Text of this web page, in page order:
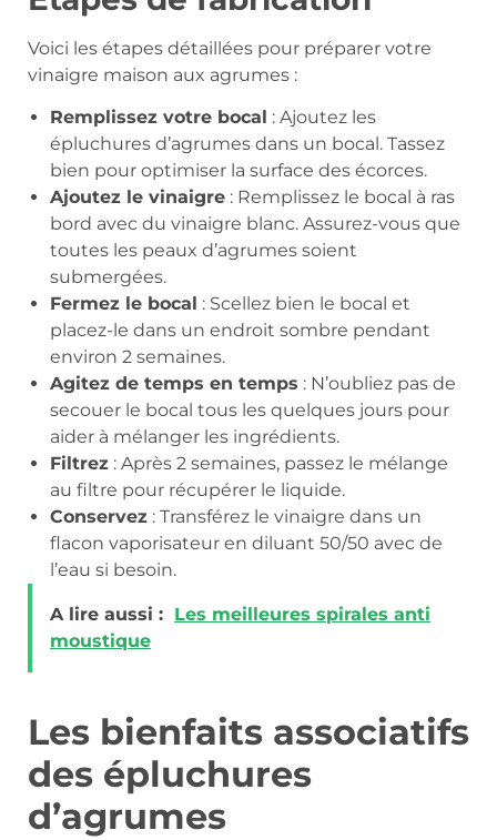
Voici les étapes détaillées pour préparer votre
vinaigre maison aux agrumes :
Remplissez votre bocal : Ajoutez les
épluchures d’agrumes dans un bocal. Tassez
bien pour optimiser la surface des écorces.
Ajoutez le vinaigre : Remplissez le bocal à ras
bord avec du vinaigre blanc. Assurez-vous que
toutes les peaux d’agrumes soient
submergées.
Fermez le bocal : Scellez bien le bocal et
placez-le dans un endroit sombre pendant
environ 2 semaines.
Agitez de temps en temps : N’oubliez pas de
secouer le bocal tous les quelques jours pour
aider à mélanger les ingrédients.
Filtrez : Après 2 semaines, passez le mélange
au filtre pour récupérer le liquide.
Conservez : Transférez le vinaigre dans un
flacon vaporisateur en diluant 50/50 avec de
l’eau si besoin.
A lire aussi : Les meilleures spirales anti
moustique
Les bienfaits associatifs
des épluchures
d’agrumes